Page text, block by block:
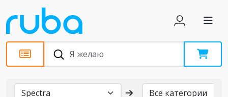
Бренды